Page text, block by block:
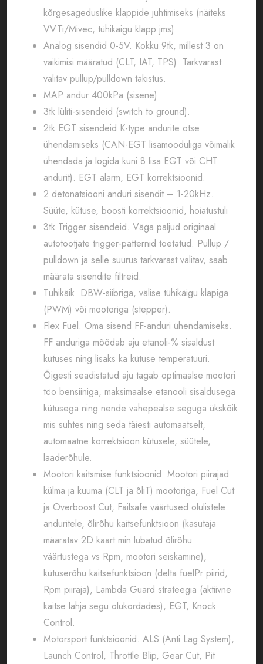
kõrgesageduslike klappide juhtimiseks (näiteks
VVTi/Mivec, tühikäigu klapp jms).
Analog sisendid 0-5V. Kokku 9tk, millest 3 on
vaikimisi määratud (CLT, IAT, TPS). Tarkvarast
valitav pullup/pulldown takistus.
MAP andur 400kPa (sisene).
3tk lüliti-sisendeid (switch to ground).
2tk EGT sisendeid K-type andurite otse
ühendamiseks (CAN-EGT lisamooduliga võimalik
ühendada ja logida kuni 8 lisa EGT või CHT
andurit). EGT alarm, EGT korrektsioonid.
2 detonatsiooni anduri sisendit – 1-20kHz.
Süüte, kütuse, boosti korrektsioonid, hoiatustuli
3tk Trigger sisendeid. Väga paljud originaal
autotootjate trigger-patternid toetatud. Pullup /
pulldown ja selle suurus tarkvarast valitav, saab
määrata sisendite filtreid.
Tühikäik. DBW-siibriga, välise tühikäigu klapiga
(PWM) või mootoriga (stepper).
Flex Fuel. Oma sisend FF-anduri ühendamiseks.
FF anduriga mõõdab aju etanoli-% sisaldust
kütuses ning lisaks ka kütuse temperatuuri.
Õigesti seadistatud aju tagab optimaalse mootori
töö bensiiniga, maksimaalse etanooli sisaldusega
kütusega ning nende vahepealse seguga ükskõik
mis suhtes ning seda täiesti automaatselt,
automaatne korrektsioon kütusele, süütele,
laaderõhule.
Mootori kaitsmise funktsioonid. Mootori piirajad
külma ja kuuma (CLT ja õliT) mootoriga, Fuel Cut
ja Overboost Cut, Failsafe väärtused olulistele
anduritele, õlirõhu kaitsefunktsioon (kasutaja
määratav 2D kaart min lubatud õlirõhu
väärtustega vs Rpm, mootori seiskamine),
kütuserõhu kaitsefunktsioon (delta fuelPr piirid,
Rpm piiraja), Lambda Guard strateegia (aktiivne
kaitse lahja segu olukordades), EGT, Knock
Control.
Motorsport funktsioonid. ALS (Anti Lag System),
Launch Control, Throttle Blip, Gear Cut, Pit